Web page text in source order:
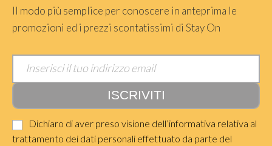
Il modo più semplice per conoscere in anteprima le
promozioni ed i prezzi scontatissimi di Stay On
Dichiaro di aver preso visione dell’informativa relativa al
trattamento dei dati personali effettuato da parte del